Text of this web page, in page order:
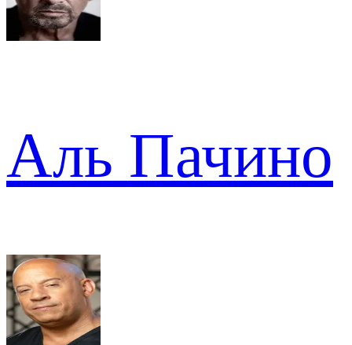
Аль Пачино